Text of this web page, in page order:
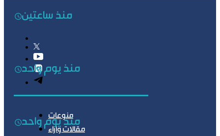
منذ ساعتين
منذ يوم واحد
منذ يوم واحد
منوعات
مقالات وآراء